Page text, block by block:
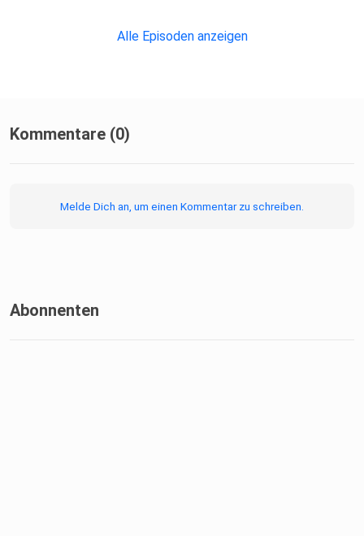
Alle Episoden anzeigen
Kommentare (0)
Melde Dich an, um einen Kommentar zu schreiben.
Abonnenten